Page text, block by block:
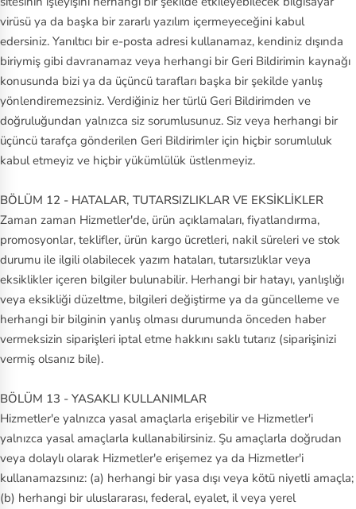
virüsü ya da başka bir zararlı yazılım içermeyeceğini kabul
edersiniz. Yanıltıcı bir e‑posta adresi kullanamaz, kendiniz dışında
biriymiş gibi davranamaz veya herhangi bir Geri Bildirimin kaynağı
konusunda bizi ya da üçüncü tarafları başka bir şekilde yanlış
yönlendiremezsiniz. Verdiğiniz her türlü Geri Bildirimden ve
doğruluğundan yalnızca siz sorumlusunuz. Siz veya herhangi bir
üçüncü tarafça gönderilen Geri Bildirimler için hiçbir sorumluluk
kabul etmeyiz ve hiçbir yükümlülük üstlenmeyiz.
BÖLÜM 12 - HATALAR, TUTARSIZLIKLAR VE EKSİKLİKLER
Zaman zaman Hizmetler'de, ürün açıklamaları, fiyatlandırma,
promosyonlar, teklifler, ürün kargo ücretleri, nakil süreleri ve stok
durumu ile ilgili olabilecek yazım hataları, tutarsızlıklar veya
eksiklikler içeren bilgiler bulunabilir. Herhangi bir hatayı, yanlışlığı
veya eksikliği düzeltme, bilgileri değiştirme ya da güncelleme ve
herhangi bir bilginin yanlış olması durumunda önceden haber
vermeksizin siparişleri iptal etme hakkını saklı tutarız (siparişinizi
vermiş olsanız bile).
BÖLÜM 13 - YASAKLI KULLANIMLAR
Hizmetler'e yalnızca yasal amaçlarla erişebilir ve Hizmetler'i
yalnızca yasal amaçlarla kullanabilirsiniz. Şu amaçlarla doğrudan
veya dolaylı olarak Hizmetler'e erişemez ya da Hizmetler'i
kullanamazsınız: (a) herhangi bir yasa dışı veya kötü niyetli amaçla;
(b) herhangi bir uluslararası, federal, eyalet, il veya yerel